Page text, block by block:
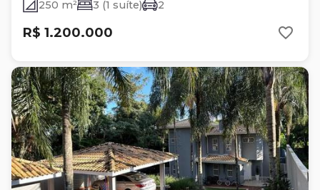
250 m² 3 (1 suíte) 2
R$ 1.200.000